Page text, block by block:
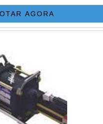
industrial de mangueiras
numa velocidade
assim como as exigências
fabricantes buscam
sua produção e o mercado
procedimentos de
mais rigorosos.
AGORA